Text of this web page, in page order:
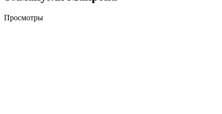
Просмотры